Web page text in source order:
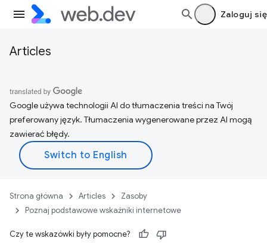
Zaloguj się
Articles
Google używa technologii AI do tłumaczenia treści na Twój
preferowany język. Tłumaczenia wygenerowane przez AI mogą
zawierać błędy.
Strona główna Articles
Zasoby
Poznaj podstawowe wskaźniki internetowe
Czy te wskazówki były pomocne?